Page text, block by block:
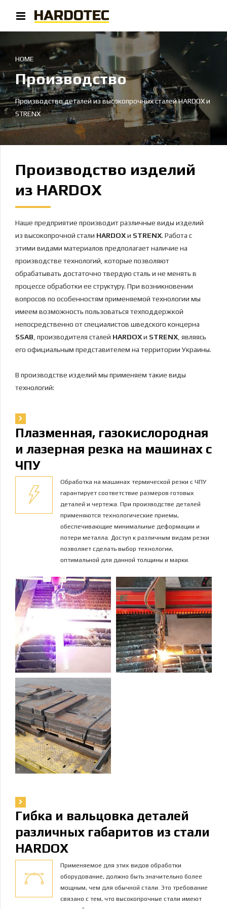
HOME
Производство
Производство деталей из высокопрочных сталей HARDOX и
STRENX
Производство изделий
из HARDOX
Наше предприятие производит различные виды изделий
из высокопрочной стали HARDOXи STRENX. Работа с
этими видами материалов предполагает наличие на
производстве технологий, которые позволяют
обрабатывать достаточно твердую сталь и не менять в
процессе обработки ее структуру. При возникновении
вопросов по особенностям применяемой технологии мы
имеем возможность пользоваться техподдержкой
непосредственно от специалистов шведского концерна
SSAB , производителя сталей HARDOXи STRENX , являясь
его официальным представителем на территории Украины.
В производстве изделий мы применяем такие виды
технологий:
Плазменная, газокислородная
и лазерная резка на машинах с
ЧПУ
Обработка на машинах термической резки с ЧПУ
гарантирует соответствие размеров готовых
деталей и чертежа. При производстве деталей
применяются технологические приемы,
обеспечивающие минимальные деформации и
потери металла. Доступ к различным видам резки
позволяет сделать выбор технологии,
оптимальной для данной толщины и марки.
Гибка и вальцовка деталей
различных габаритов из стали
HARDOX
Применяемое для этих видов обработки
оборудование, должно быть значительно более
мощным, чем для обычной стали. Это требование
связано с тем, что высокопрочные стали имеют